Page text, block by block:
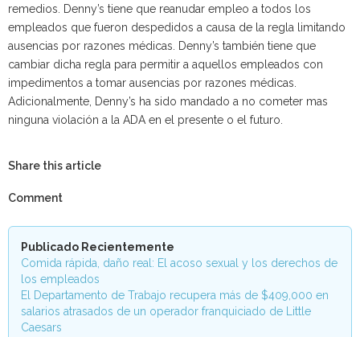
remedios. Denny’s tiene que reanudar empleo a todos los
empleados que fueron despedidos a causa de la regla limitando
ausencias por razones médicas. Denny’s también tiene que
cambiar dicha regla para permitir a aquellos empleados con
impedimentos a tomar ausencias por razones médicas.
Adicionalmente, Denny’s ha sido mandado a no cometer mas
ninguna violación a la ADA en el presente o el futuro.
Share this article
Comment
Publicado Recientemente
Comida rápida, daño real: El acoso sexual y los derechos de
los empleados
El Departamento de Trabajo recupera más de $409,000 en
salarios atrasados de un operador franquiciado de Little
Caesars